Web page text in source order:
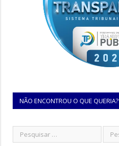
NÃO ENCONTROU O QUE QUERIA?